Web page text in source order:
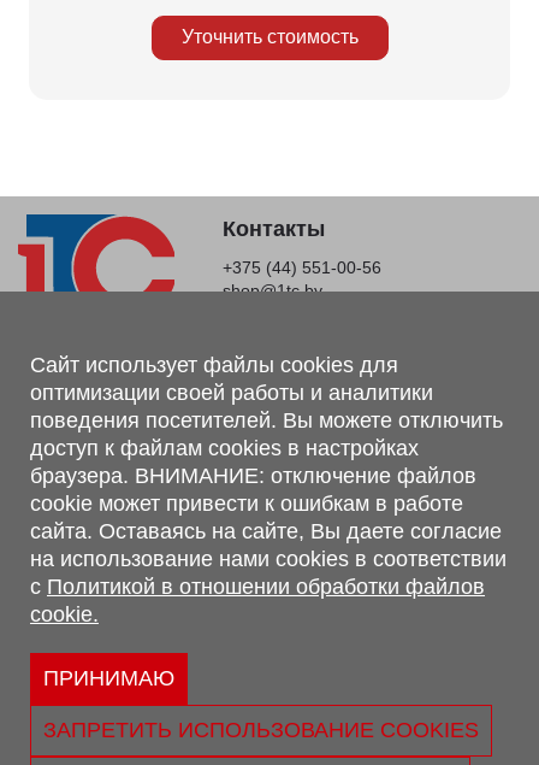
Уточнить стоимость
Контакты
+375 (44) 551-00-56
shop@1tc.by
Магазин, склад
г. Минск, Минский р-н, п. Привольный, ул. Мира, 20А,
223062
г. Брест, ул. Лейтенанта Рябцева, 108 В, 224701
Обращаем Ваше внимание, что вся предоставленная на сайте
информация, касающаяся комплектаций, технических
характеристик, цветовых сочетаний, а также стоимости и
сервисного обслуживания носит информационный характер и
не является публичной офертой, определяемой п.2 ст.407
Гражданского кодекса Республики Беларусь.
Политика обработки персональных данных
Политикой в отношении обработки файлов cookie.
Сайт использует файлы cookies для
оптимизации своей работы и аналитики
поведения посетителей. Вы можете отключить
доступ к файлам cookies в настройках
браузера. ВНИМАНИЕ: отключение файлов
cookie может привести к ошибкам в работе
сайта. Оставаясь на сайте, Вы даете согласие
на использование нами cookies в соответствии
с Политикой в отношении обработки файлов
cookie.
ПРИНИМАЮ
ЗАПРЕТИТЬ ИСПОЛЬЗОВАНИЕ COOKIES